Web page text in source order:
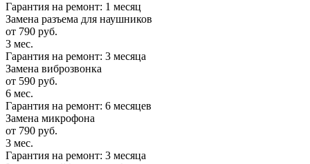
Гарантия на ремонт: 1 месяц
Замена разъема для наушников
от 790 руб.
3 мес.
Гарантия на ремонт: 3 месяца
Замена виброзвонка
от 590 руб.
6 мес.
Гарантия на ремонт: 6 месяцев
Замена микрофона
от 790 руб.
3 мес.
Гарантия на ремонт: 3 месяца